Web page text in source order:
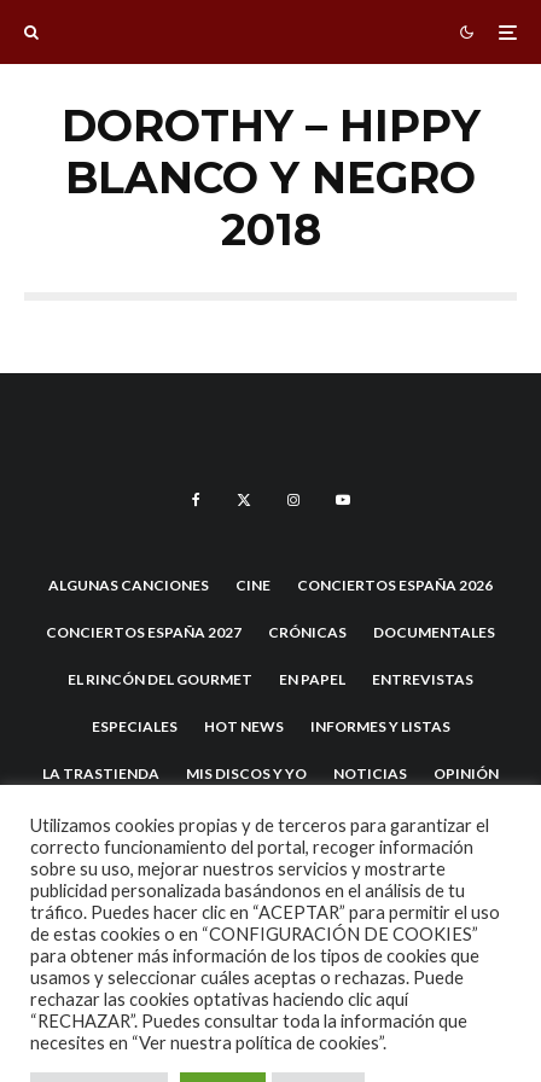
DOROTHY – HIPPY
BLANCO Y NEGRO
2018
ALGUNAS CANCIONES CINE CONCIERTOS ESPAÑA 2026
CONCIERTOS ESPAÑA 2027 CRÓNICAS DOCUMENTALES
EL RINCÓN DEL GOURMET EN PAPEL ENTREVISTAS
ESPECIALES HOT NEWS INFORMES Y LISTAS
LA TRASTIENDA MIS DISCOS Y YO NOTICIAS OPINIÓN
REVIEWS TEATRO TU DISCO ME SUENA
2007 COPYRIGHT -CODETIPITHEME
Utilizamos cookies propias y de terceros para garantizar el
correcto funcionamiento del portal, recoger información
sobre su uso, mejorar nuestros servicios y mostrarte
publicidad personalizada basándonos en el análisis de tu
tráfico. Puedes hacer clic en “ACEPTAR” para permitir el uso
de estas cookies o en “CONFIGURACIÓN DE COOKIES”
para obtener más información de los tipos de cookies que
usamos y seleccionar cuáles aceptas o rechazas. Puede
rechazar las cookies optativas haciendo clic aquí
“RECHAZAR”. Puedes consultar toda la información que
necesites en “Ver nuestra política de cookies”.